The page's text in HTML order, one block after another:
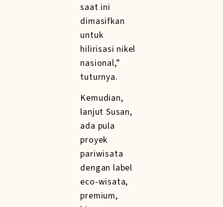
saat ini
dimasifkan
untuk
hilirisasi nikel
nasional,”
tuturnya.
Kemudian,
lanjut Susan,
ada pula
proyek
pariwisata
dengan label
eco-wisata,
premium,